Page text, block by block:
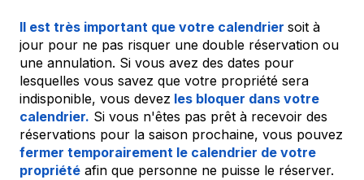
Il est très important que votre calendrier soit à
jour pour ne pas risquer une double réservation ou
une annulation. Si vous avez des dates pour
lesquelles vous savez que votre propriété sera
indisponible, vous devez les bloquer dans votre
calendrier. Si vous n'êtes pas prêt à recevoir des
réservations pour la saison prochaine, vous pouvez
fermer temporairement le calendrier de votre
propriété afin que personne ne puisse le réserver.